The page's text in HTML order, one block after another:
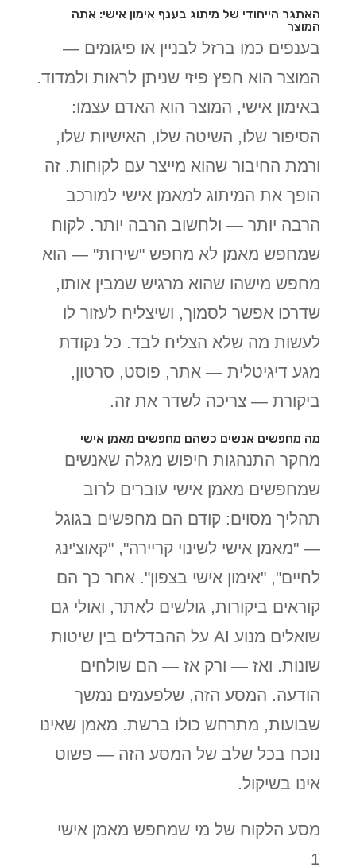
האתגר הייחודי של מיתוג בענף אימון אישי: אתה
המוצר
בענפים כמו ברזל לבניין או פיגומים —
המוצר הוא חפץ פיזי שניתן לראות ולמדוד.
באימון אישי, המוצר הוא האדם עצמו:
הסיפור שלו, השיטה שלו, האישיות שלו,
ורמת החיבור שהוא מייצר עם לקוחות. זה
הופך את המיתוג למאמן אישי למורכב
הרבה יותר — ולחשוב הרבה יותר. לקוח
שמחפש מאמן לא מחפש "שירות" — הוא
מחפש מישהו שהוא מרגיש שמבין אותו,
שדרכו אפשר לסמוך, ושיצליח לעזור לו
לעשות מה שלא הצליח לבד. כל נקודת
מגע דיגיטלית — אתר, פוסט, סרטון,
ביקורת — צריכה לשדר את זה.
מה מחפשים אנשים כשהם מחפשים מאמן אישי
מחקר התנהגות חיפוש מגלה שאנשים
שמחפשים מאמן אישי עוברים לרוב
תהליך מסוים: קודם הם מחפשים בגוגל
— "מאמן אישי לשינוי קריירה", "קאוצ'ינג
לחיים", "אימון אישי בצפון". אחר כך הם
קוראים ביקורות, גולשים לאתר, ואולי גם
שואלים מנוע AI על ההבדלים בין שיטות
שונות. ואז — ורק אז — הם שולחים
הודעה. המסע הזה, שלפעמים נמשך
שבועות, מתרחש כולו ברשת. מאמן שאינו
נוכח בכל שלב של המסע הזה — פשוט
אינו בשיקול.
מסע הלקוח של מי שמחפש מאמן אישי
1